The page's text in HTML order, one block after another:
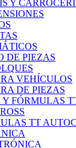
Y
DE PIEZAS
VEHÍCULOS
DE PIEZAS
Y FÓRMULAS
TT